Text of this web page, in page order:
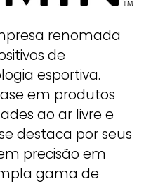
renomada
de
esportiva.
em produtos
ao ar livre e
destaca por seus
precisão em
gama de